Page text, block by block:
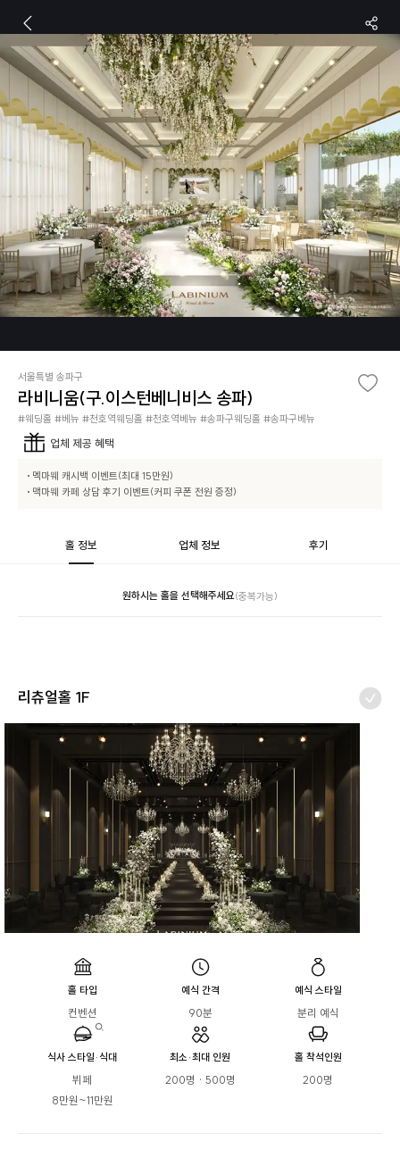
서울특별 송파구
라비니움(구.이스턴베니비스 송파)
#웨딩홀 #베뉴 #천호역웨딩홀 #천호역베뉴 #송파구웨딩홀 #송파구베뉴
업체 제공 혜택
• 멕마웨 캐시백 이벤트(최대 15만원)
• 맥마웨 카페 상담 후기 이벤트(커피 쿠폰 전원 증정)
홀 정보 업체 정보 후기
원하시는 홀을 선택해주세요(중복가능)
리츄얼홀 1F
홀 타입
컨벤션
예식 간격
90분
예식 스타일
분리 예식
식사 스타일·식대
뷔페
8만원~11만원
최소·최대 인원
200명 · 500명
홀 착석인원
200명